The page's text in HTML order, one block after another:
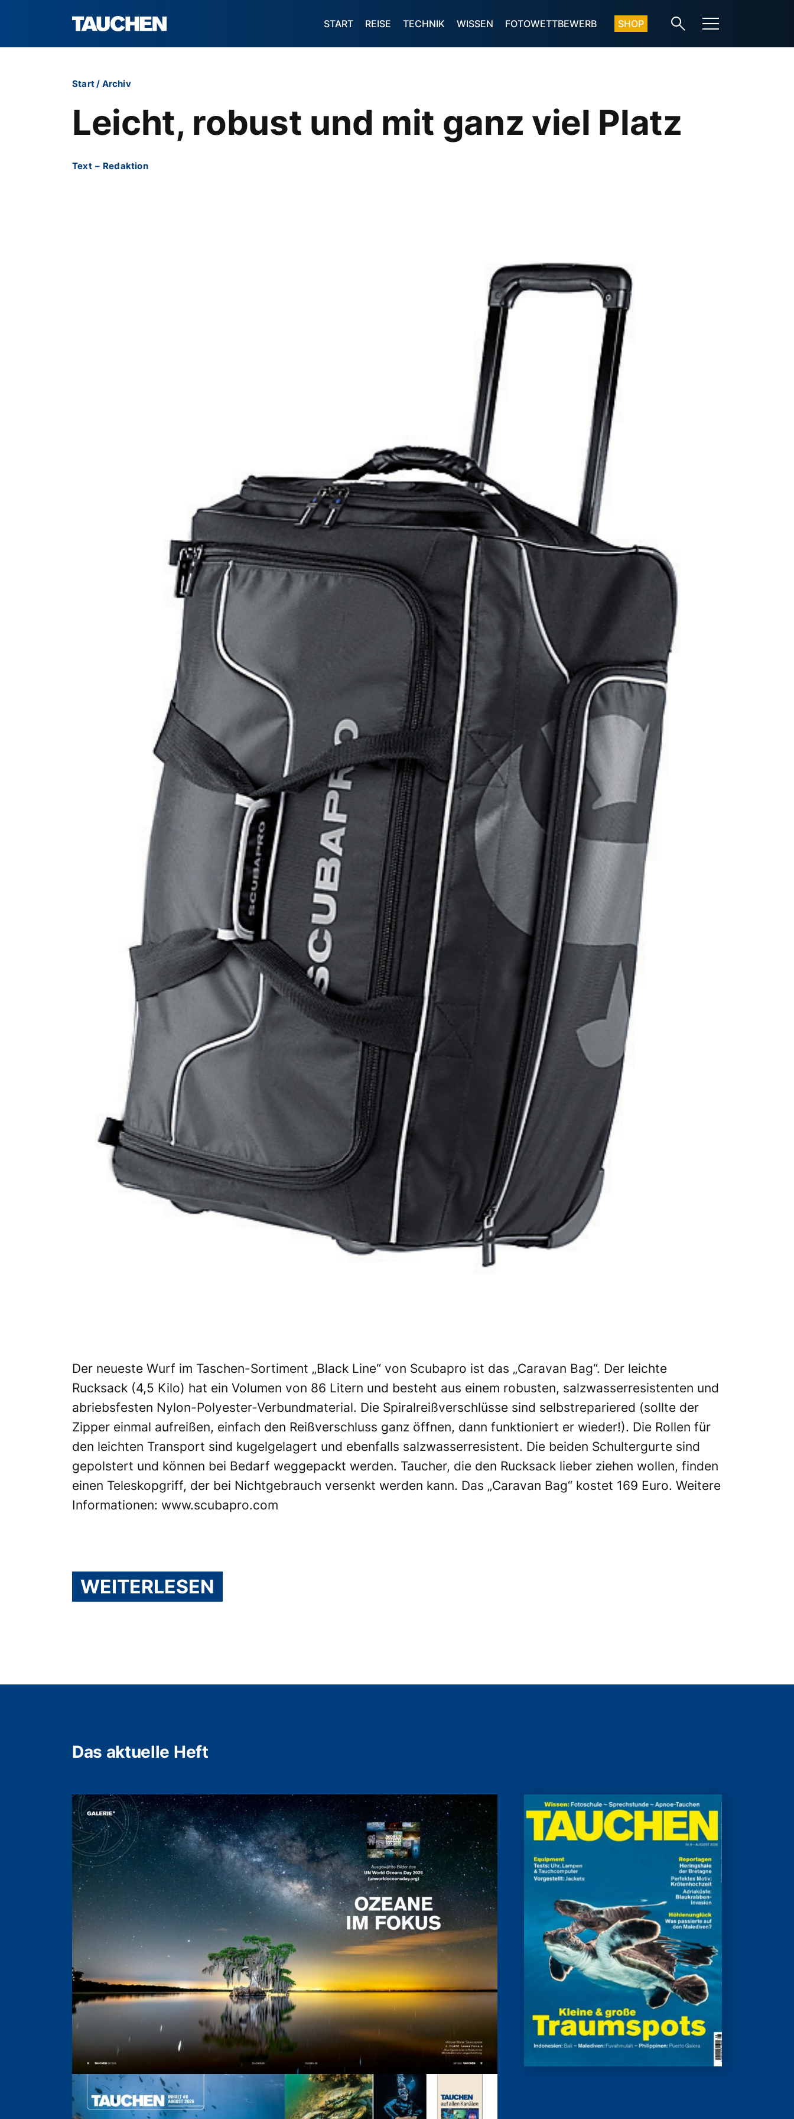
START REISE TECHNIK WISSEN FOTOWETTBEWERB SHOP
Start/ Archiv
Leicht, robust und mit ganz viel Platz
Text – Redaktion
Der neueste Wurf im Taschen-Sortiment „Black Line“ von Scubapro ist das „Caravan Bag“. Der leichte
Rucksack (4,5 Kilo) hat ein Volumen von 86 Litern und besteht aus einem robusten, salzwasserresistenten und
abriebsfesten Nylon-Polyester-Verbundmaterial. Die Spiralreißverschlüsse sind selbstrepariered (sollte der
Zipper einmal aufreißen, einfach den Reißverschluss ganz öffnen, dann funktioniert er wieder!). Die Rollen für
den leichten Transport sind kugelgelagert und ebenfalls salzwasserresistent. Die beiden Schultergurte sind
gepolstert und können bei Bedarf weggepackt werden. Taucher, die den Rucksack lieber ziehen wollen, finden
einen Teleskopgriff, der bei Nichtgebrauch versenkt werden kann. Das „Caravan Bag“ kostet 169 Euro. Weitere
Informationen: www.scubapro.com
WEITERLESEN
Das aktuelle Heft